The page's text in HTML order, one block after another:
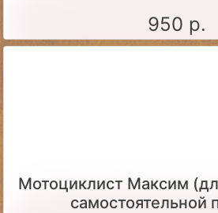
950 р.
Мотоциклист Максим
самостоятельной